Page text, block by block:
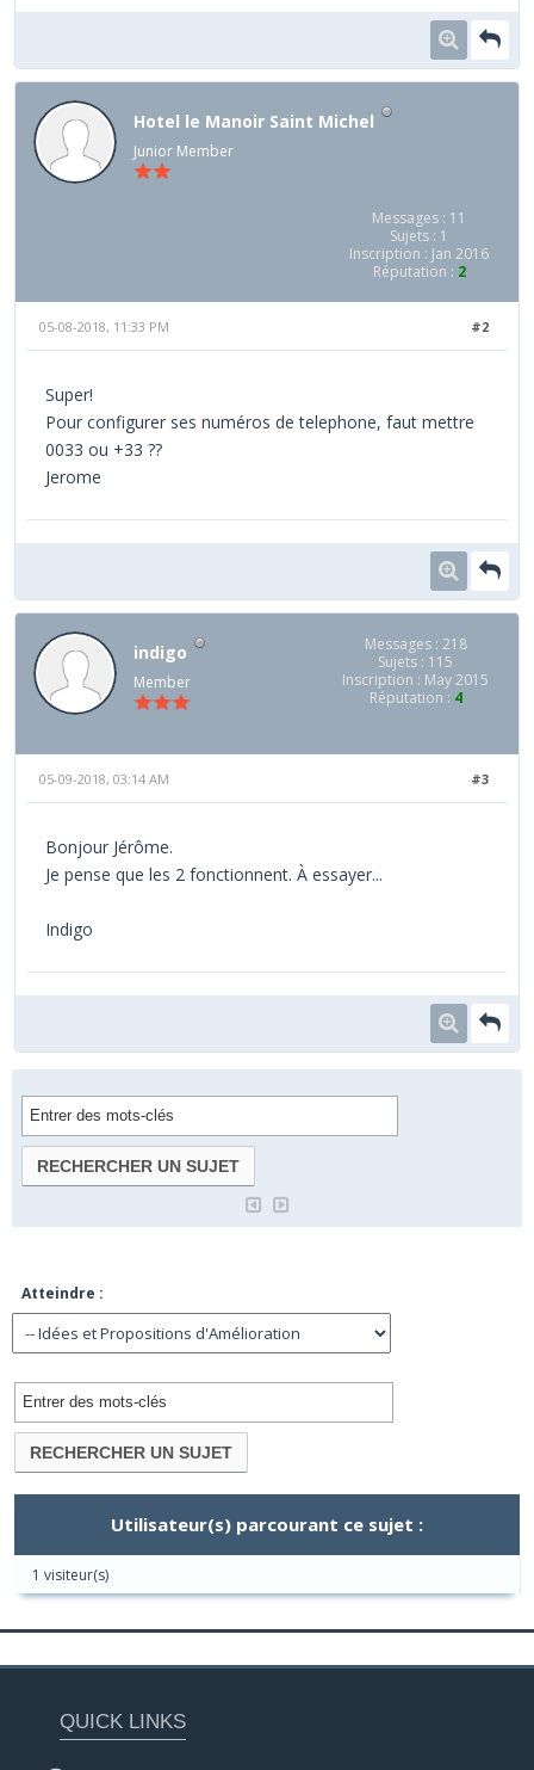
Hotel le Manoir Saint Michel
Junior Member
Messages : 11
Sujets : 1
Inscription : Jan 2016
Réputation : 2
#2
05-08-2018, 11:33 PM
Super!
Pour configurer ses numéros de telephone, faut mettre
0033 ou +33 ??
Jerome
indigo
Member
Messages : 218
Sujets : 115
Inscription : May 2015
Réputation : 4
#3
05-09-2018, 03:14 AM
Bonjour Jérôme.
Je pense que les 2 fonctionnent. À essayer...
Indigo
Atteindre :
Utilisateur(s) parcourant ce sujet :
1 visiteur(s)
QUICK LINKS